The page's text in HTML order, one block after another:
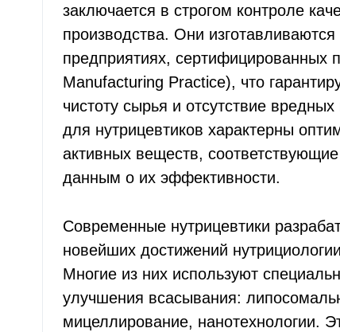
заключается в строгом контроле
производства. Они
предприятиях, сертифицированных
Manufacturing Practice), что
чистоту сырья и отсутствие
для нутрицевтиков характерны
активных веществ,
данным о их эффективности.
Современные нутрицевтики
новейших достижений
Многие из них используют
улучшения всасывания:
мицеллирование, нанотехнологии.